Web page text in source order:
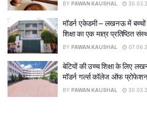
BY PAWAN KAUSHAL
मॉडर्न एकेडमी – लखनऊ में बच्चों
शिक्षा का एक मात्र प्रतिष्ठित
BY PAWAN KAUSHAL
बेटियों की उच्च शिक्षा के लिए
मॉडर्न गर्ल्स कॉलेज ऑफ
BY PAWAN KAUSHAL